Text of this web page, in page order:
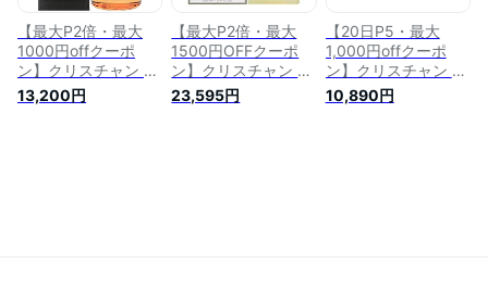
【最大P2倍・最大
1000円offクーポ
ン】クリスチャン デ
ィオール Dior ファー
レンハイト EDT SP
13,200円
【最大P2倍・最大
1500円OFFクーポ
ン】クリスチャン デ
ィオール Dior ミスデ
ィオール オリジナル
23,595円
【20日P5・最大
1,000円offクーポ
ン】クリスチャン デ
ィオール
CHRISTIAN DIOR プ
10,890円